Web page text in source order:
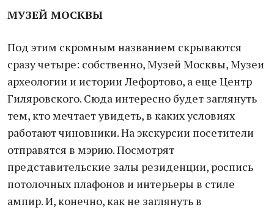
МУЗЕЙ МОСКВЫ
Под этим скромным названием скрываются
сразу четыре: собственно, Музей Москвы, Музеи
археологии и истории Лефортово, а еще Центр
Гиляровского. Сюда интересно будет заглянуть
тем, кто мечтает увидеть, в каких условиях
работают чиновники. На экскурсии посетители
отправятся в мэрию. Посмотрят
представительские залы резиденции, роспись
потолочных плафонов и интерьеры в стиле
ампир. И, конечно, как не заглянуть в